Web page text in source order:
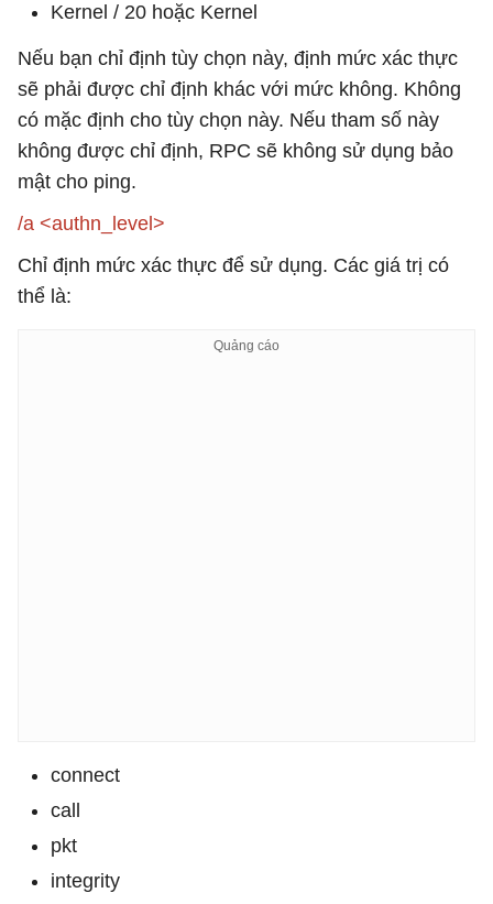
Kernel / 20 hoặc Kernel
Nếu bạn chỉ định tùy chọn này, định mức xác thực
sẽ phải được chỉ định khác với mức không. Không
có mặc định cho tùy chọn này. Nếu tham số này
không được chỉ định, RPC sẽ không sử dụng bảo
mật cho ping.
/a <authn_level>
Chỉ định mức xác thực để sử dụng. Các giá trị có
thể là:
connect
call
pkt
integrity